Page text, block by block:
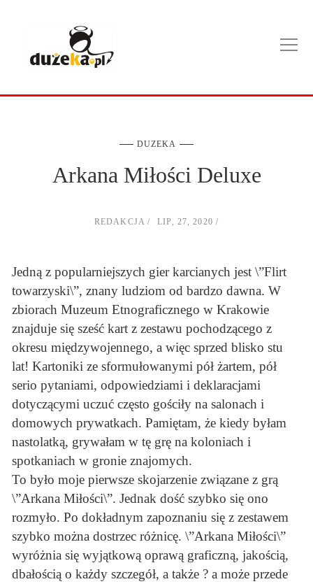
DUZEKA
Arkana Miłości Deluxe
REDAKCJA LIP, 27, 2020
Jedną z popularniejszych gier karcianych jest \”Flirt
towarzyski\”, znany ludziom od bardzo dawna. W
zbiorach Muzeum Etnograficznego w Krakowie
znajduje się sześć kart z zestawu pochodzącego z
okresu międzywojennego, a więc sprzed blisko stu
lat! Kartoniki ze sformułowanymi pół żartem, pół
serio pytaniami, odpowiedziami i deklaracjami
dotyczącymi uczuć często gościły na salonach i
domowych prywatkach. Pamiętam, że kiedy byłam
nastolatką, grywałam w tę grę na koloniach i
spotkaniach w gronie znajomych.
To było moje pierwsze skojarzenie związane z grą
\”Arkana Miłości\”. Jednak dość szybko się ono
rozmyło. Po dokładnym zapoznaniu się z zestawem
szybko można dostrzec różnicę. \”Arkana Miłości\”
wyróżnia się wyjątkową oprawą graficzną, jakością,
dbałością o każdy szczegół, a także ? a może przede